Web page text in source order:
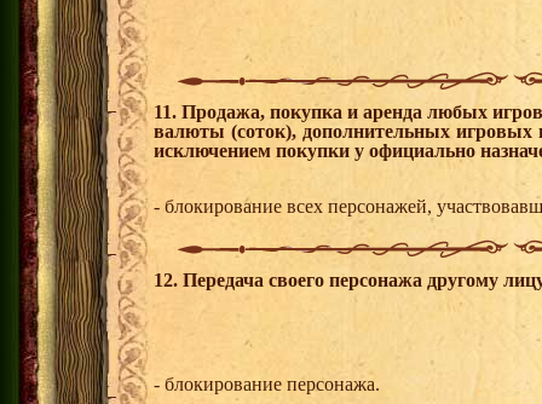
11. Продажа, покупка и аренда любых
валюты (соток), дополнительных игровых
исключением покупки у официально
- блокирование всех персонажей,
12. Передача своего персонажа другому
- блокирование персонажа.